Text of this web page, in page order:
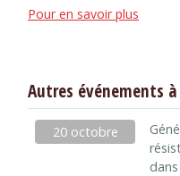
Pour en savoir plus
Autres événements
20 octobre